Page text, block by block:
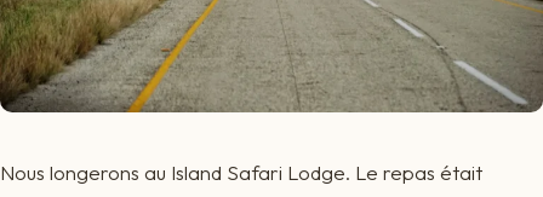
Nous longerons au Island Safari Lodge. Le repas était